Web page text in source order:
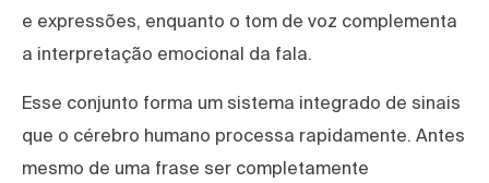
e expressões, enquanto o tom de voz complementa
a interpretação emocional da fala.
Esse conjunto forma um sistema integrado de sinais
que o cérebro humano processa rapidamente. Antes
mesmo de uma frase ser completamente